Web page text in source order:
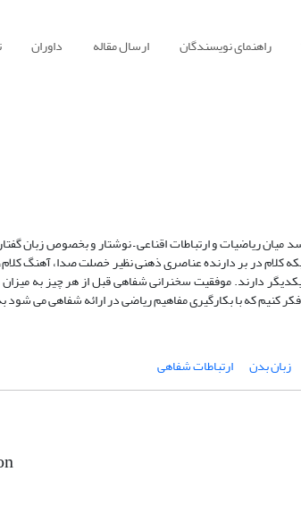
راهنمای نویسندگان ارسال مقاله داوران
میان ریاضیات و ارتباطات اقناعی – نوشتار و بخصوص زبان
کلام در بر دارنده عناصری ذهنی نظیر خصلت صدا، آهنگ
یکدیگر دارند. موفقیت سخنرانی شفاهی قبل از هر چیز به
کنیم که با بکارگیری مفاهیم ریاضی در ارائه شفاهی می
زبان بدن ارتباطات شفاهی